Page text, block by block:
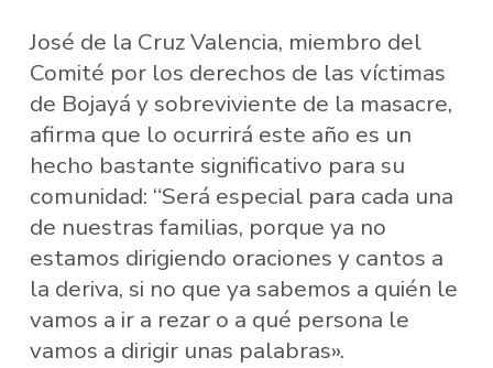
José de la Cruz Valencia, miembro del
Comité por los derechos de las víctimas
de Bojayá y sobreviviente de la masacre,
afirma que lo ocurrirá este año es un
hecho bastante significativo para su
comunidad: “Será especial para cada una
de nuestras familias, porque ya no
estamos dirigiendo oraciones y cantos a
la deriva, si no que ya sabemos a quién le
vamos a ir a rezar o a qué persona le
vamos a dirigir unas palabras».